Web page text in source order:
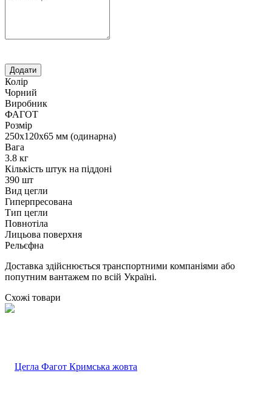
Колір
Чорний
Виробник
ФАГОТ
Розмір
250х120х65 мм (одинарна)
Вага
3.8 кг
Кількість штук на піддоні
390 шт
Вид цегли
Гиперпресована
Тип цегли
Повнотіла
Лицьова поверхня
Рельєфна
Доставка здійснюється транспортними компаніями або
попутним вантажем по всій Україні.
Схожі товари